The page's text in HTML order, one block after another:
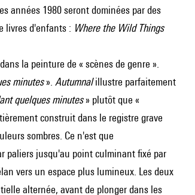
années 1980 seront dominées par des
livres d'enfants : Where the Wild Things
la peinture de « scènes de genre ».
minutes». Autumnalillustre parfaitement
quelques minutes» plutôt que «
construit dans le registre grave
sombres. Ce n'est que
paliers jusqu'au point culminant fixé par
vers un espace plus lumineux. Les deux
alternée, avant de plonger dans les